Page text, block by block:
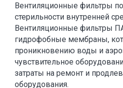
Вентиляционные фильтры
стерильности внутренней
Вентиляционные фильтры
гидрофобные мембраны,
проникновению воды и
чувствительное
затраты на ремонт и
оборудования.